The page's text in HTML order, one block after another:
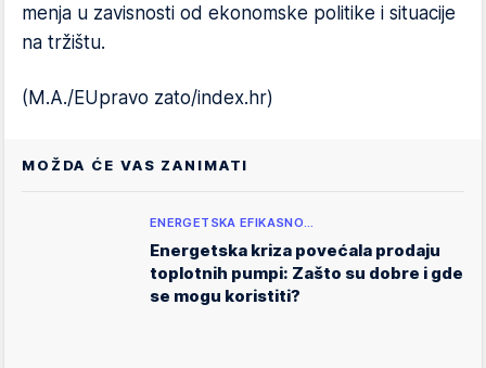
menja u zavisnosti od ekonomske politike i situacije
na tržištu.
(M.A./EUpravo zato/index.hr)
MOŽDA ĆE VAS ZANIMATI
ENERGETSKA EFIKASNO…
Energetska kriza povećala prodaju
toplotnih pumpi: Zašto su dobre i gde
se mogu koristiti?